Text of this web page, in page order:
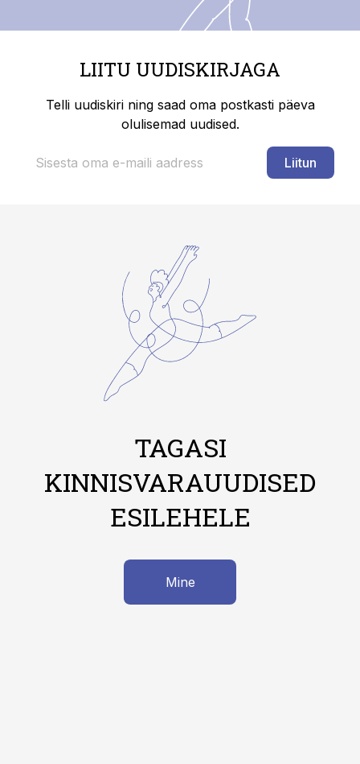
LIITU UUDISKIRJAGA
Telli uudiskiri ning saad oma postkasti päeva
olulisemad uudised.
Liitun
TAGASI
KINNISVARAUUDISED
ESILEHELE
Mine